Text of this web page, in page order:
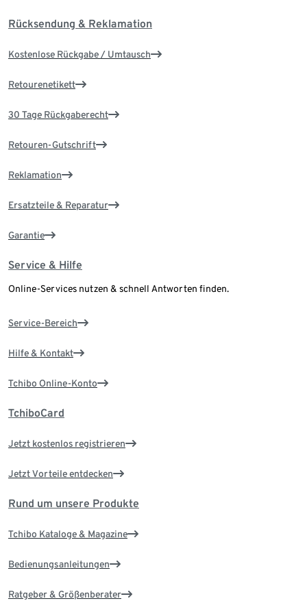
Rücksendung & Reklamation
Kostenlose Rückgabe / Umtausch
Retourenetikett
30 Tage Rückgaberecht
Retouren-Gutschrift
Reklamation
Ersatzteile & Reparatur
Garantie
Service & Hilfe
Online-Services nutzen & schnell Antworten finden.
Service-Bereich
Hilfe & Kontakt
Tchibo Online-Konto
TchiboCard
Jetzt kostenlos registrieren
Jetzt Vorteile entdecken
Rund um unsere Produkte
Tchibo Kataloge & Magazine
Bedienungsanleitungen
Ratgeber & Größenberater